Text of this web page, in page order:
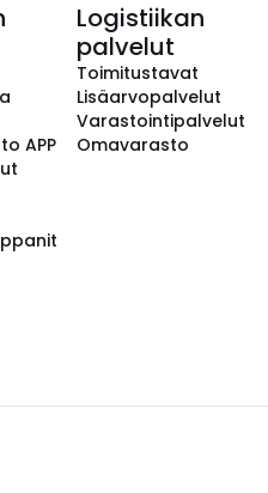
APP
Logistiikan
palvelut
Toimitustavat
Lisäarvopalvelut
Varastointipalvelut
Omavarasto